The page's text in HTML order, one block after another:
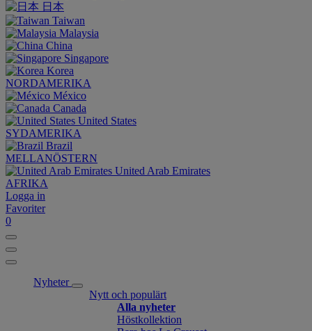
日本
Taiwan
Malaysia
China
Singapore
Korea
NORDAMERIKA
México
Canada
United States
SYDAMERIKA
Brazil
MELLANÖSTERN
United Arab Emirates
AFRIKA
Logga in
Favoriter
0
Nyheter
Nytt och populärt
Alla nyheter
Höstkollektion